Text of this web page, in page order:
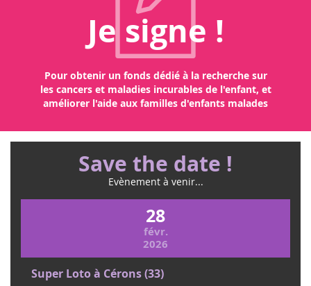
Je signe !
Pour obtenir un fonds dédié à la recherche sur
les cancers et maladies incurables de l'enfant, et
améliorer l'aide aux familles d'enfants malades
Save the date !
Evènement à venir...
28
févr.
2026
Super Loto à Cérons (33)